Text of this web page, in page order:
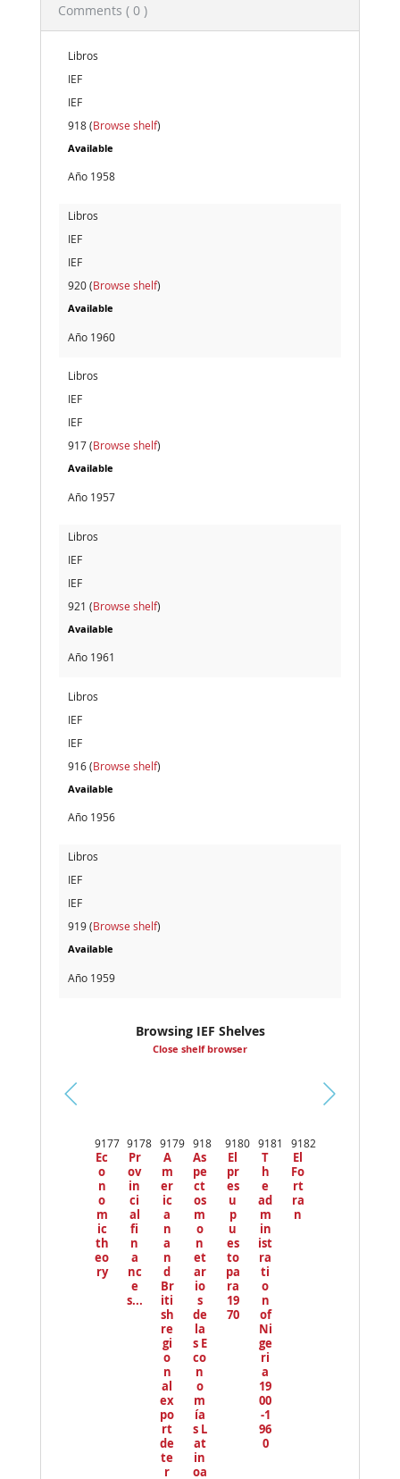
Comments ( 0 )
Libros
IEF
IEF
918 (Browse shelf)
Available
Año 1958
Libros
IEF
IEF
920 (Browse shelf)
Available
Año 1960
Libros
IEF
IEF
917 (Browse shelf)
Available
Año 1957
Libros
IEF
IEF
921 (Browse shelf)
Available
Año 1961
Libros
IEF
IEF
916 (Browse shelf)
Available
Año 1956
Libros
IEF
IEF
919 (Browse shelf)
Available
Año 1959
Browsing IEF Shelves
Close shelf browser
9177
Ec
o
n
o
m
ic
th
eo
ry
9178
Pr
ov
in
ci
al
fi
n
a
nc
e
s...
9179
A
m
er
ic
a
n
a
n
d
Br
iti
sh
re
gi
o
n
al
ex
po
rt
de
te
r
918
As
pe
ct
os
m
o
n
et
ar
io
s
de
la
s E
co
n
o
m
ía
s L
at
in
oa
9180
El
pr
es
u
p
u
es
to
pa
ra
19
70
9181
T
h
e
ad
m
in
ist
ra
ti
o
n
of
Ni
ge
ri
a
19
00
-1
96
0
9182
El
Fo
rt
ra
n